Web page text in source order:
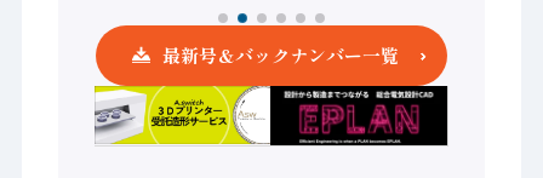
最新号＆バックナンバー一覧